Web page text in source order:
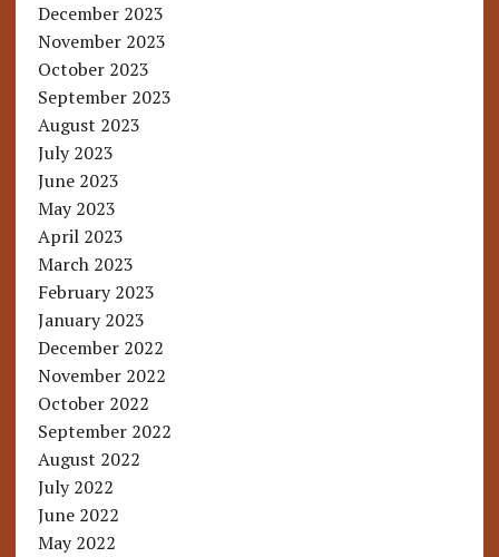
December 2023
November 2023
October 2023
September 2023
August 2023
July 2023
June 2023
May 2023
April 2023
March 2023
February 2023
January 2023
December 2022
November 2022
October 2022
September 2022
August 2022
July 2022
June 2022
May 2022